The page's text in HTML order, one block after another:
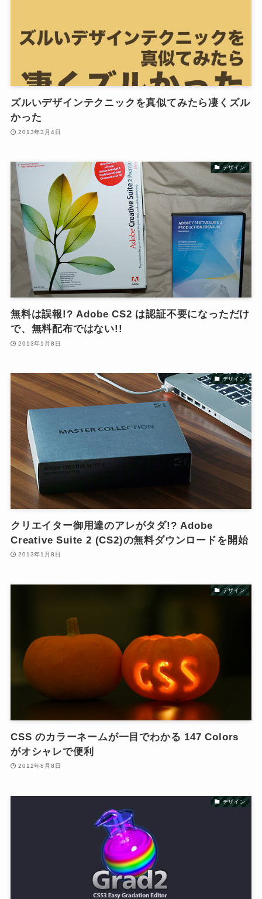
ズルいデザインテクニックを真似てみたら凄くズル
かった
2013年3月4日
デザイン
無料は誤報!? Adobe CS2 は認証不要になっただけ
で、無料配布ではない!!
2013年1月8日
デザイン
クリエイター御用達のアレがタダ!? Adobe
Creative Suite 2 (CS2)の無料ダウンロードを開始
2013年1月8日
デザイン
CSS のカラーネームが一目でわかる 147 Colors
がオシャレで便利
2012年8月8日
デザイン